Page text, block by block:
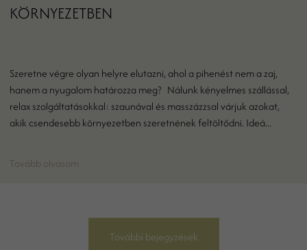
KÖRNYEZETBEN
Szeretne végre olyan helyre elutazni, ahol a pihenést nem a zaj,
hanem a nyugalom határozza meg? Nálunk kényelmes szállással,
relax szolgáltatásokkal: szaunával és masszázzsal várjuk azokat,
akik csendesebb környezetben szeretnének feltöltődni. Ideá...
Tovább olvasom
További bejegyzések